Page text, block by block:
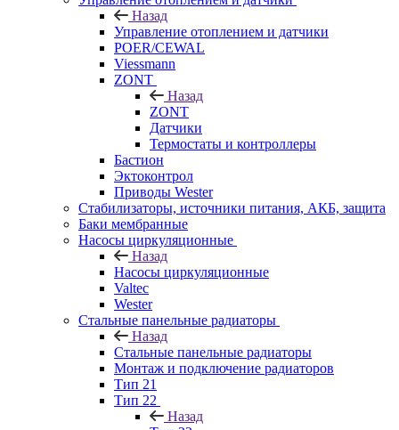
Назад
Управление отоплением и датчики
POER/CEWAL
Viessmann
ZONT
Назад
ZONT
Датчики
Термостаты и контроллеры
Бастион
Эктоконтрол
Приводы Wester
Стабилизаторы, источники питания, АКБ, защита
Баки мембранные
Насосы циркуляционные
Назад
Насосы циркуляционные
Valtec
Wester
Стальные панельные радиаторы
Назад
Стальные панельные радиаторы
Монтаж и подключение радиаторов
Тип 21
Тип 22
Назад